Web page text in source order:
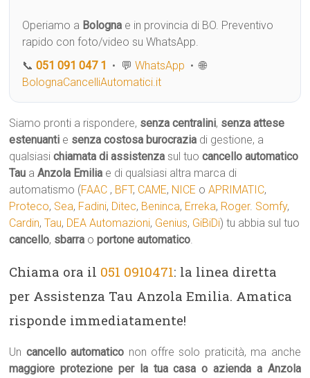
Operiamo a Bologna e in provincia di BO. Preventivo
rapido con foto/video su WhatsApp.
📞051 091 047 1 • 💬WhatsApp • 🌐
BolognaCancelliAutomatici.it
Siamo pronti a rispondere, senza centralini, senza attese
estenuanti e senza costosa burocrazia di gestione, a
qualsiasichiamata di assistenza sul tuocancello automatico
Tau aAnzola Emilia e di qualsiasi altra marca di
automatismo (FAAC , BFT, CAME, NICE oAPRIMATIC,
Proteco, Sea, Fadini, Ditec, Beninca, Erreka, Roger. Somfy,
Cardin,Tau, DEA Automazioni, Genius, GiBiDi) tu abbia sul tuo
cancello, sbarra oportone automatico.
Chiama ora il 051 0910471: la linea diretta
per Assistenza Tau Anzola Emilia. Amatica
risponde immediatamente!
Un cancello automatico non offre solo praticità, ma anche
maggiore protezione per la tua casa o azienda a Anzola